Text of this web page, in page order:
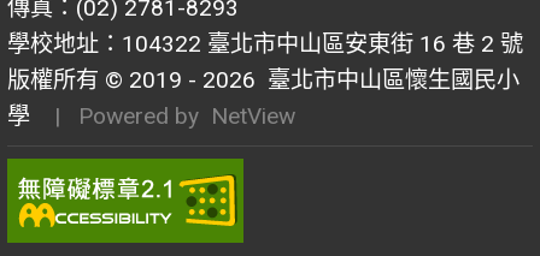
傳真：(02) 2781-8293
學校地址：104322 臺北市中山區安東街 16 巷 2 號
版權所有 © 2019 - 2026 臺北市中山區懷生國民小
學
| Powered by NetView